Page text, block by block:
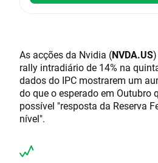
As acções da Nvidia (NVDA.US
rally intradiário de 14% na
dados do IPC mostrarem um
do que o esperado em Outubro
possível "resposta da Reserva
nível".